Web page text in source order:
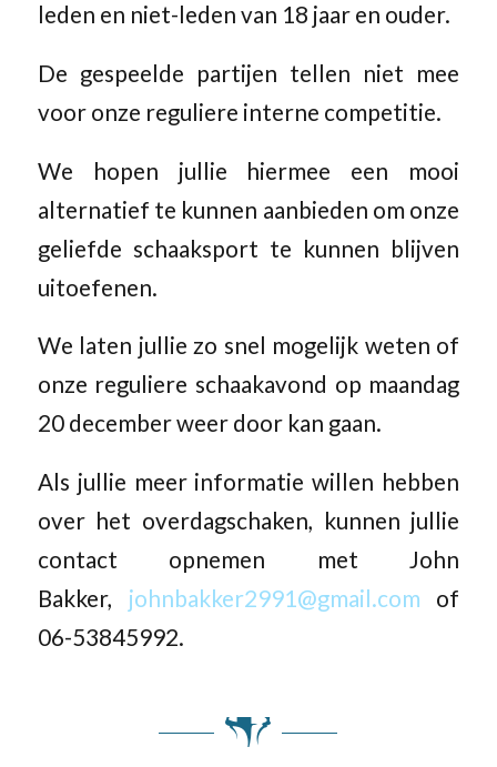
leden en niet-leden van 18 jaar en ouder.
De gespeelde partijen tellen niet mee
voor onze reguliere interne competitie.
We hopen jullie hiermee een mooi
alternatief te kunnen aanbieden om onze
geliefde schaaksport te kunnen blijven
uitoefenen.
We laten jullie zo snel mogelijk weten of
onze reguliere schaakavond op maandag
20 december weer door kan gaan.
Als jullie meer informatie willen hebben
over het overdagschaken, kunnen jullie
contact opnemen met John
Bakker, johnbakker2991@gmail.com of
06-53845992.